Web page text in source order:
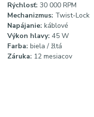
Rýchlosť: 30 000 RPM
Mechanizmus: Twist-Lock
Napájanie: káblové
Výkon hlavy: 45 W
Farba: biela / žltá
Záruka: 12 mesiacov